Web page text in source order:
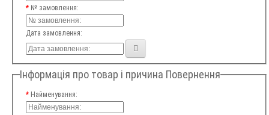
№ замовлення:
Дата замовлення:
Інформація про товар і причина Повернення
Найменування: